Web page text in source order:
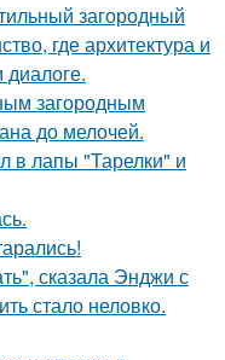
загородный
где архитектура и
загородным
до мелочей.
в лапы "Тарелки" и
сказала Энджи с
стало неловко.